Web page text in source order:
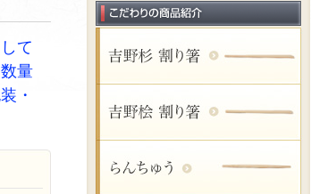
て
量
・